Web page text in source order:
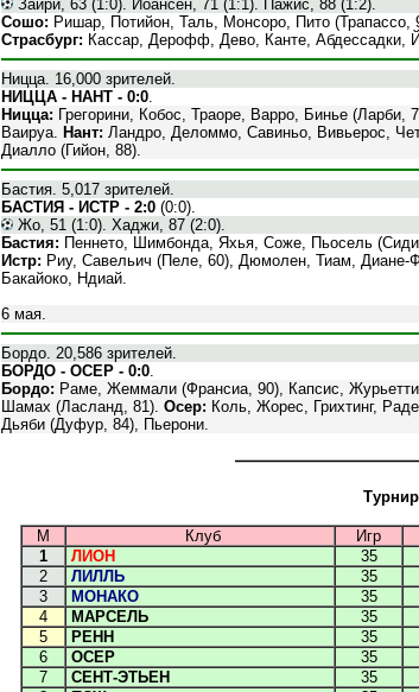
Заири, 63 (1:0). Йоансен, 71 (1:1). Пажис, 88 (1:2).
Сошо: Ришар, Потийон, Таль, Монсоро, Пито
Страсбург: Кассар, Дерофф, Дево, Канте, Абдессадки,
Ницца. 16,000 зрителей.
НИЦЦА - НАНТ - 0:0.
Ницца: Грегорини, Кобос, Траоре, Варро, Бинье
Ваируа. Нант: Ландро, Деломмо, Савиньо, Вивьерос,
Диалло (Гийон, 88).
Бастия. 5,017 зрителей.
БАСТИЯ - ИСТР - 2:0(0:0).
Жо, 51 (1:0). Хаджи, 87 (2:0).
Бастия: Пеннето, Шимбонда, Яхья, Соже, Пьосель
Истр: Риу, Савельич (Пеле, 60), Дюмолен, Тиам, Диане-
Бакайоко, Ндиай.
6 мая.
Бордо. 20,586 зрителей.
БОРДО - ОСЕР - 0:0.
Бордо: Раме, Жеммали (Франсиа, 90), Капсис,
Шамах (Ласланд, 81). Осер: Коль, Жорес, Грихтинг,
Дьяби (Дуфур, 84), Пьерони.
М Клуб Игр
1
ЛИОН 35
2
ЛИЛЛЬ 35
3
МОНАКО 35
4
МАРСЕЛЬ 35
5
РЕНН 35
6
ОСЕР 35
7
СЕНТ-ЭТЬЕН 35